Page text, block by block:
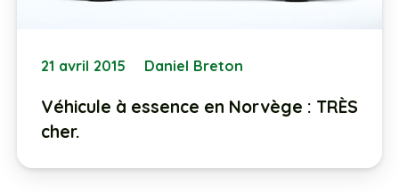
21 avril 2015 Daniel Breton
Véhicule à essence en Norvège : TRÈS
cher.